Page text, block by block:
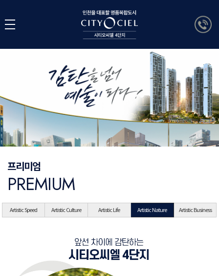
프리미엄
PREMIUM
Artistic Speed Artistic Culture Artistic Life Artistic Nature Artistic Business